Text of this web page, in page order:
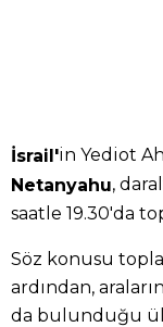
İsrail'in Yediot
Netanyahu,
saatle 19.30'da
Söz konusu
ardından,
da bulunduğu